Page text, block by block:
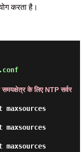
करता है।
के लिए NTP सर्वर